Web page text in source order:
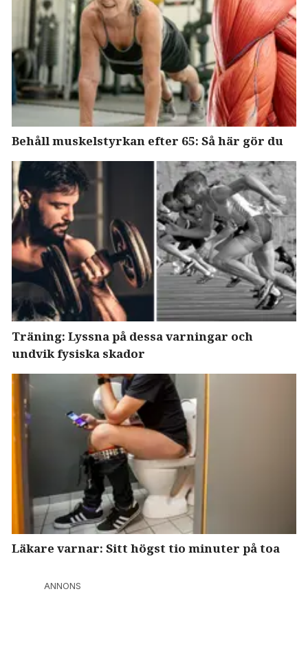
Behåll muskelstyrkan efter 65: Så här gör du
Träning: Lyssna på dessa varningar och
undvik fysiska skador
Läkare varnar: Sitt högst tio minuter på toa
ANNONS